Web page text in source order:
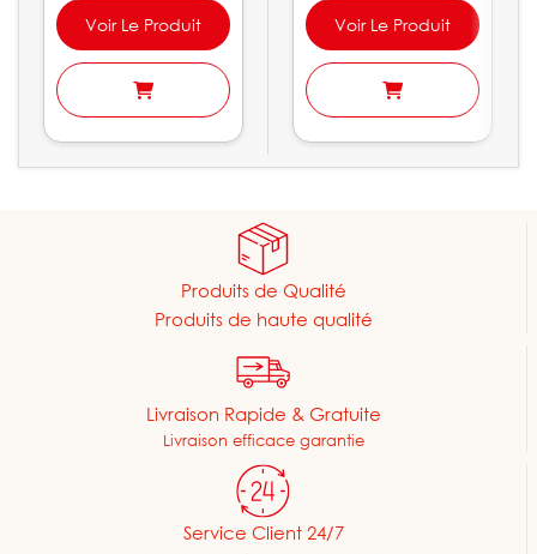
Voir Le Produit Voir Le Produit
Produits de Qualité
Produits de haute qualité
Livraison Rapide & Gratuite
Livraison efficace garantie
Service Client 24/7